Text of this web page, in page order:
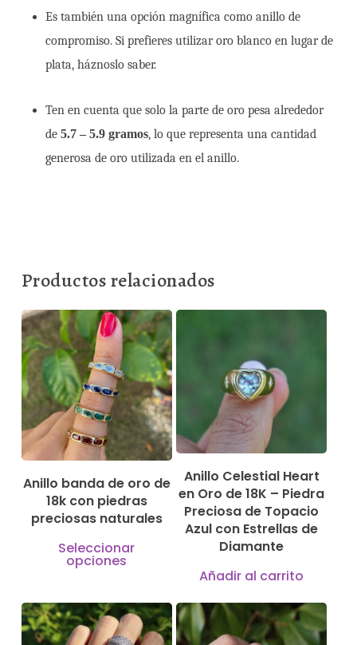
Es también una opción magnífica como anillo de
compromiso. Si prefieres utilizar oro blanco en lugar de
plata, háznoslo saber.
Ten en cuenta que solo la parte de oro pesa alrededor
de 5.7 – 5.9 gramos, lo que representa una cantidad
generosa de oro utilizada en el anillo.
Productos relacionados
150,00€
630,00€
Anillo banda de oro de
18k con piedras
preciosas naturales
Seleccionar
opciones
múltiples
variantes.
899,00€
Anillo Celestial Heart
en Oro de 18K – Piedra
Preciosa de Topacio
Azul con Estrellas de
Diamante
Añadir al carrito